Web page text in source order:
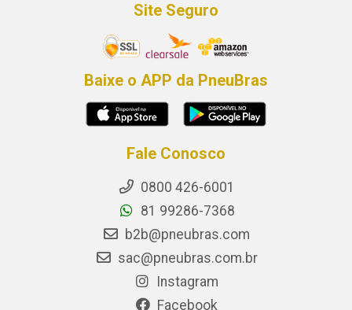
Site Seguro
Baixe o APP da PneuBras
Fale Conosco
0800 426-6001
81 99286-7368
b2b@pneubras.com
sac@pneubras.com.br
Instagram
Facebook